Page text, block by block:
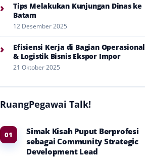
›
Tips Melakukan Kunjungan Dinas ke
Batam
12 Desember 2025
›
Efisiensi Kerja di Bagian Operasional
& Logistik Bisnis Ekspor Impor
21 Oktober 2025
RuangPegawai Talk!
01
Simak Kisah Puput Berprofesi
sebagai Community Strategic
Development Lead